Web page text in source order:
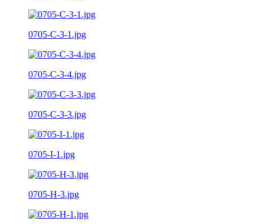
0705-C-3-1.jpg
0705-C-3-4.jpg
0705-C-3-3.jpg
0705-I-1.jpg
0705-H-3.jpg